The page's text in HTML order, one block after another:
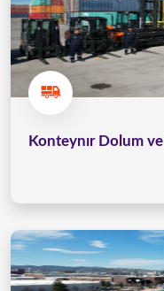
Konteynır Dolum